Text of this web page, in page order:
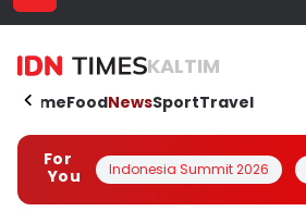
KALTIM
HomeFoodNewsSportTravel
For
You
Indonesia Summit 2026